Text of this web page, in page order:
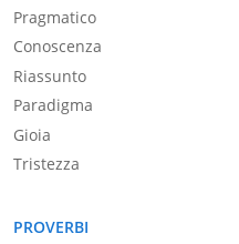
Pragmatico
Conoscenza
Riassunto
Paradigma
Gioia
Tristezza
PROVERBI